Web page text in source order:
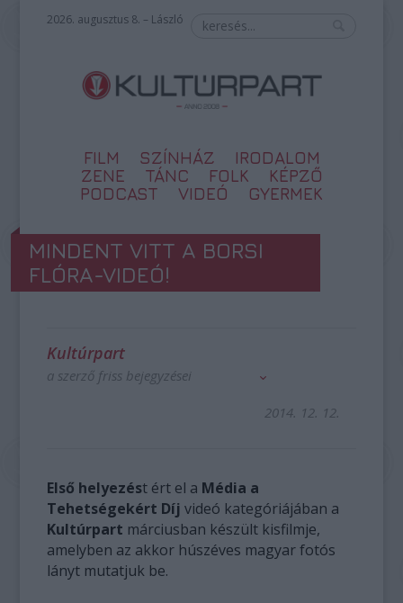
2026. augusztus 8. – László
FILM SZÍNHÁZ
IRODALOM
ZENE
TÁNC FOLK
KÉPZŐ
PODCAST
VIDEÓ GYERMEK
MINDENT VITT A BORSI
FLÓRA-VIDEÓ!
Kultúrpart
a szerző friss bejegyzései
2014. 12. 12.
Első helyezést ért el a Média a
Tehetségekért Díj videó kategóriájában a
Kultúrpart márciusban készült kisfilmje,
amelyben az akkor húszéves magyar fotós
lányt mutatjuk be.